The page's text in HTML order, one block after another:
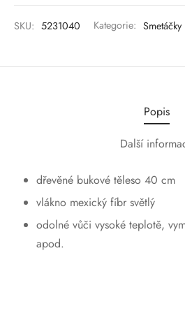
SKU: 5231040 Kategorie: Smetáčky
Popis
Další
dřevěné bukové těleso 40 cm
vlákno mexický fíbr světlý
odolné vůči vysoké teplotě,
apod.